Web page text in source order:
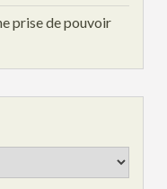
prise de pouvoir